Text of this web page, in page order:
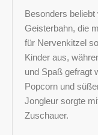
Besonders
Geisterbahn, die
für Nervenkitzel
Kinder aus,
und Spaß gefragt
Popcorn und
Jongleur sorgte
Zuschauer.